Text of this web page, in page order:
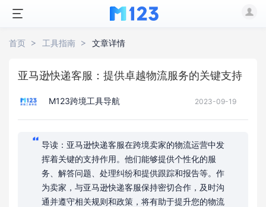
首页 工具指南 文章详情
亚马逊快递客服：提供卓越物流服务的关键支持
M123跨境工具导航 2023-09-19
导读：亚马逊快递客服在跨境卖家的物流运营中发
挥着关键的支持作用。他们能够提供个性化的服
务、解答问题、处理纠纷和提供跟踪和报告等。作
为卖家，与亚马逊快递客服保持密切合作，及时沟
通并遵守相关规则和政策，将有助于提升您的物流